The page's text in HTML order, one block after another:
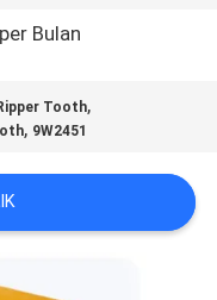
Bulan
Tooth,
, 9W2451